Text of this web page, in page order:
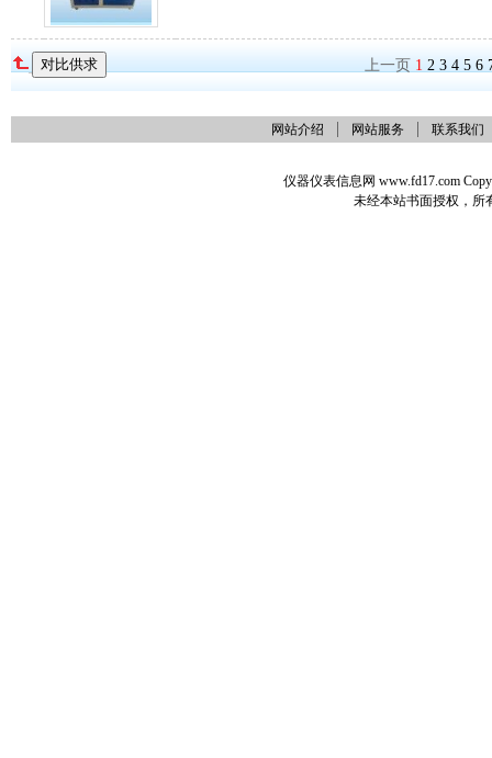
上一页 1 2 3 4 5 6
网站介绍 网站服务 联系我们
仪器仪表信息网 www.fd17.com
未经本站书面授权，所